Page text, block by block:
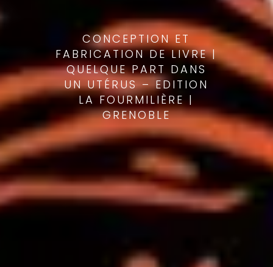
CONCEPTION ET
FABRICATION DE LIVRE |
QUELQUE PART DANS
UN UTÉRUS – EDITION
LA FOURMILIÈRE |
GRENOBLE